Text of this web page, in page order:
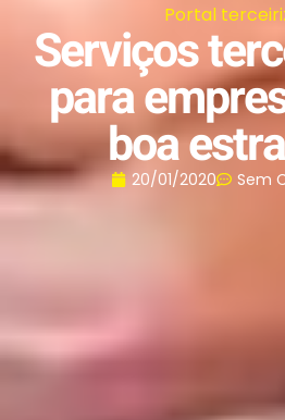
Portal
Serviços
para
boa
20/01/2020 Sem